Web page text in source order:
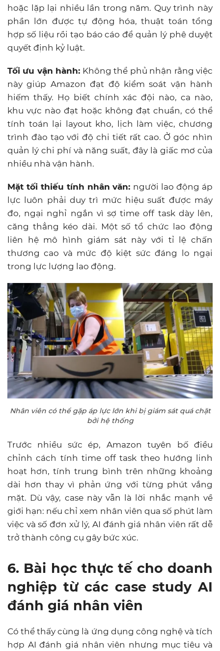
hoặc lặp lại nhiều lần trong năm. Quy trình này
phần lớn được tự động hóa, thuật toán tổng
hợp số liệu rồi tạo báo cáo để quản lý phê duyệt
quyết định kỷ luật.
Tối ưu vận hành: Không thể phủ nhận rằng việc
này giúp Amazon đạt độ kiểm soát vận hành
hiếm thấy. Họ biết chính xác đội nào, ca nào,
khu vực nào đạt hoặc không đạt chuẩn, có thể
tính toán lại layout kho, lịch làm việc, chương
trình đào tạo với độ chi tiết rất cao. Ở góc nhìn
quản lý chi phí và năng suất, đây là giấc mơ của
nhiều nhà vận hành.
Mặt tối thiếu tính nhân văn: người lao động áp
lực luôn phải duy trì mức hiệu suất được máy
đo, ngại nghỉ ngắn vì sợ time off task dày lên,
căng thẳng kéo dài. Một số tổ chức lao động
liên hệ mô hình giám sát này với tỉ lệ chấn
thương cao và mức độ kiệt sức đáng lo ngại
trong lực lượng lao động.
Nhân viên có thể gặp áp lực lớn khi bị giám sát quá chặt
bởi hệ thống
Trước nhiều sức ép, Amazon tuyên bố điều
chỉnh cách tính time off task theo hướng linh
hoạt hơn, tính trung bình trên những khoảng
dài hơn thay vì phản ứng với từng phút vắng
mặt. Dù vậy, case này vẫn là lời nhắc mạnh về
giới hạn: nếu chỉ xem nhân viên qua số phút làm
việc và số đơn xử lý, AI đánh giá nhân viên rất dễ
trở thành công cụ gây bức xúc.
6. Bài học thực tế cho doanh
nghiệp từ các case study AI
đánh giá nhân viên
Có thể thấy cùng là ứng dụng công nghệ và tích
hợp AI đánh giá nhân viên nhưng mục tiêu và